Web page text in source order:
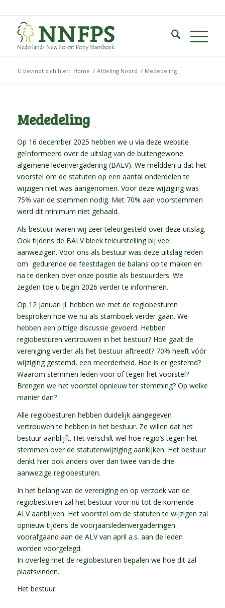
U bevindt zich hier: Home / Afdeling Noord / Mededeling
Mededeling
Op 16 december 2025 hebben we u via deze website
geïnformeerd over de uitslag van de buitengewone
algemene ledenvergadering (BALV). We meldden u dat het
voorstel om de statuten op een aantal onderdelen te
wijzigen niet was aangenomen. Voor deze wijziging was
75% van de stemmen nodig. Met 70% aan voorstemmen
werd dit minimum niet gehaald.
Als bestuur waren wij zeer teleurgesteld over deze uitslag.
Ook tijdens de BALV bleek teleurstelling bij veel
aanwezigen. Voor ons als bestuur was deze uitslag reden
om gedurende de feestdagen de balans op te maken en
na te denken over onze positie als bestuurders. We
zegden toe u begin 2026 verder te informeren.
Op 12 januari jl. hebben we met de regiobesturen
besproken hoe we nu als stamboek verder gaan. We
hebben een pittige discussie gevoerd. Hebben
regiobesturen vertrouwen in het bestuur? Hoe gaat de
vereniging verder als het bestuur aftreedt? 70% heeft vóór
wijziging gestemd, een meerderheid. Hoe is er gestemd?
Waarom stemmen leden voor of tegen het voorstel?
Brengen we het voorstel opnieuw ter stemming? Op welke
manier dan?
Alle regiobesturen hebben duidelijk aangegeven
vertrouwen te hebben in het bestuur. Ze willen dat het
bestuur aanblijft. Het verschilt wel hoe regio’s tegen het
stemmen over de statutenwijziging aankijken. Het bestuur
denkt hier ook anders over dan twee van de drie
aanwezige regiobesturen.
In het belang van de vereniging en op verzoek van de
regiobesturen zal het bestuur voor nu tot de komende
ALV aanblijven. Het voorstel om de statuten te wijzigen zal
opnieuw tijdens de voorjaarsledenvergaderingen
voorafgaand aan de ALV van april a.s. aan de leden
worden voorgelegd.
In overleg met de regiobesturen bepalen we hoe dit zal
plaatsvinden.
Het bestuur.